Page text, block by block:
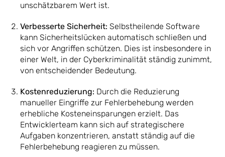
unschätzbarem Wert ist.
Verbesserte Sicherheit: Selbstheilende Software
kann Sicherheitslücken automatisch schließen und
sich vor Angriffen schützen. Dies ist insbesondere in
einer Welt, in der Cyberkriminalität ständig zunimmt,
von entscheidender Bedeutung.
Kostenreduzierung: Durch die Reduzierung
manueller Eingriffe zur Fehlerbehebung werden
erhebliche Kosteneinsparungen erzielt. Das
Entwicklerteam kann sich auf strategischere
Aufgaben konzentrieren, anstatt ständig auf die
Fehlerbehebung reagieren zu müssen.